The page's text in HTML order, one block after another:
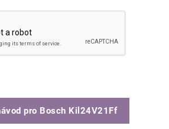
pro Bosch Kil24V21Ff